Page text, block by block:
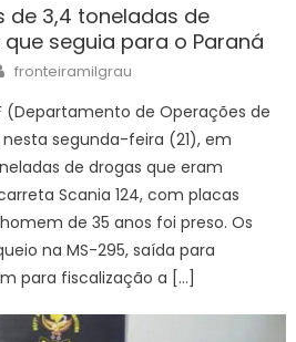
de 3,4 toneladas de
seguia para o Paraná
Author
fronteiramilgrau
(Departamento de Operações de
segunda-feira (21), em
de drogas que eram
Scania 124, com placas
de 35 anos foi preso. Os
na MS-295, saída para
para fiscalização a […]